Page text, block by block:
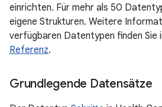
einrichten. Für mehr als 50
eigene Strukturen. Weitere
verfügbaren Datentypen finden Sie
Referenz.
Grundlegende Datensätze